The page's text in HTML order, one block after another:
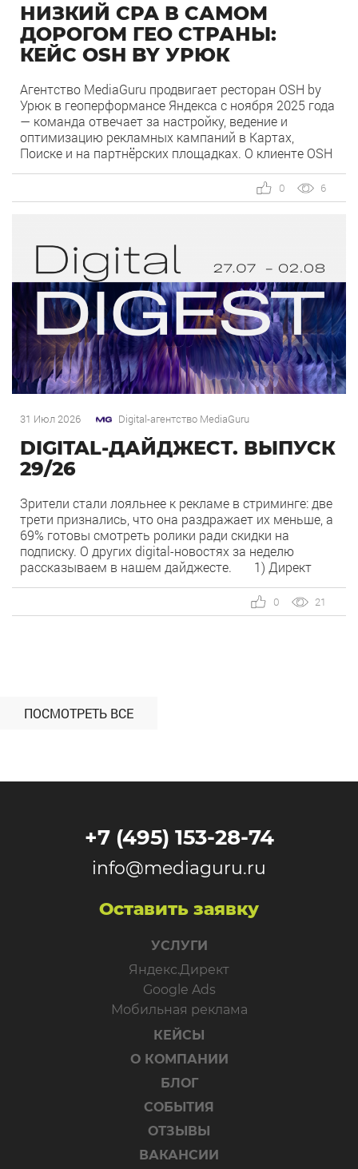
НИЗКИЙ CPA В САМОМ
ДОРОГОМ ГЕО СТРАНЫ:
КЕЙС OSH BY УРЮК
Агентство MediaGuru продвигает ресторан OSH by
Урюк в геоперформансе Яндекса с ноября 2025 года
— команда отвечает за настройку, ведение и
оптимизацию рекламных кампаний в Картах,
Поиске и на партнёрских площадках. О клиенте OSH
2025 года и объединивший концепцию дубайского
OSH с сетью «Урюк». Концепт строится […]
6
0
31 Июл 2026 Digital-агентство MediaGuru
DIGITAL-ДАЙДЖЕСТ. ВЫПУСК
29/26
Зрители стали лояльнее к рекламе в стриминге: две
трети признались, что она раздражает их меньше, а
69% готовы смотреть ролики ради скидки на
подписку. О других digital-новостях за неделю
рассказываем в нашем дайджесте. 1) Директ
Директе появился встроенный динамический
коллтрекинг — без доплат и интеграций со
21
0
ПОСМОТРЕТЬ ВСЕ
+7 (495) 153-28-74
info@mediaguru.ru
Оставить заявку
УСЛУГИ
Яндекс.Директ
Google Ads
Мобильная реклама
КЕЙСЫ
О КОМПАНИИ
БЛОГ
СОБЫТИЯ
ОТЗЫВЫ
ВАКАНСИИ